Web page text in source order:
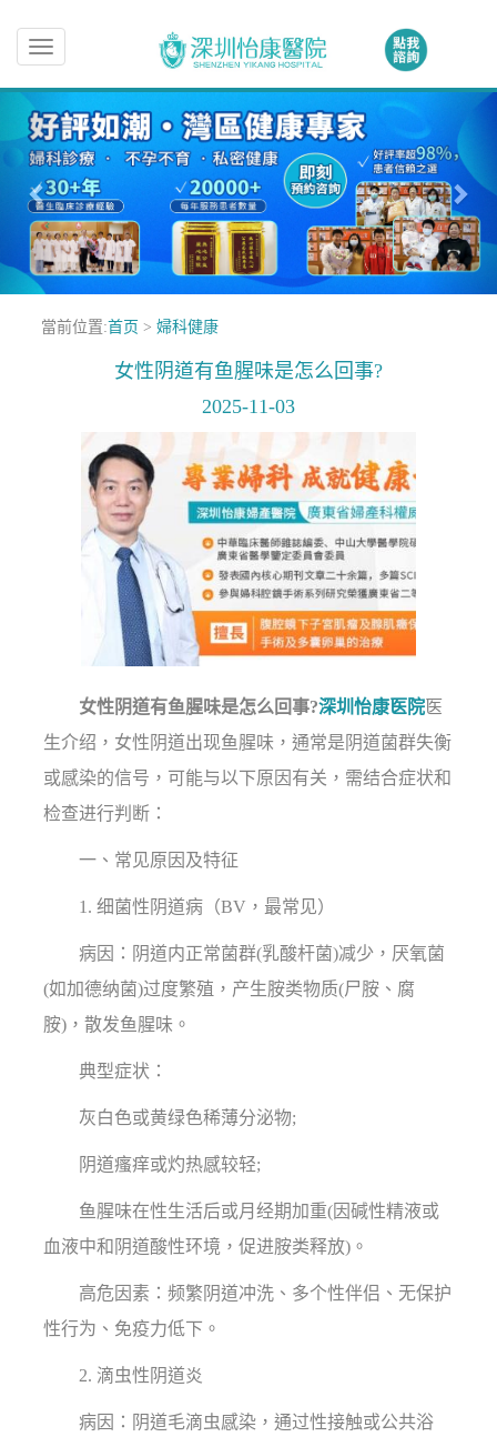
Toggle
navigation
當前位置:首页 > 婦科健康
女性阴道有鱼腥味是怎么回事?
2025-11-03
女性阴道有鱼腥味是怎么回事?深圳怡康医院医
生介绍，女性阴道出现鱼腥味，通常是阴道菌群失衡
或感染的信号，可能与以下原因有关，需结合症状和
检查进行判断：
一、常见原因及特征
1. 细菌性阴道病（BV，最常见）
病因：阴道内正常菌群(乳酸杆菌)减少，厌氧菌
(如加德纳菌)过度繁殖，产生胺类物质(尸胺、腐
胺)，散发鱼腥味。
典型症状：
灰白色或黄绿色稀薄分泌物;
阴道瘙痒或灼热感较轻;
鱼腥味在性生活后或月经期加重(因碱性精液或
血液中和阴道酸性环境，促进胺类释放)。
高危因素：频繁阴道冲洗、多个性伴侣、无保护
性行为、免疫力低下。
2. 滴虫性阴道炎
病因：阴道毛滴虫感染，通过性接触或公共浴